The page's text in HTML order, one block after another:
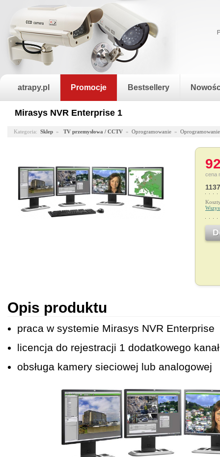
atrapy.pl Promocje Bestsellery
Mirasys NVR Enterprise 1
Kategoria: Sklep » TV przemysłowa / CCTV » Oprogramowanie »
cena
Opis produktu
praca w systemie Mirasys NVR Enterprise
licencja do rejestracji 1 dodatkowego
obsługa kamery sieciowej lub analogowej